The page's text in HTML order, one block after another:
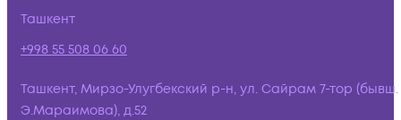
Ташкент
+998 55 508 06 60
Ташкент, Мирзо-Улугбекский р-н, ул. Сайрам 7-тор (бывш.
Э.Мараимова), д.52